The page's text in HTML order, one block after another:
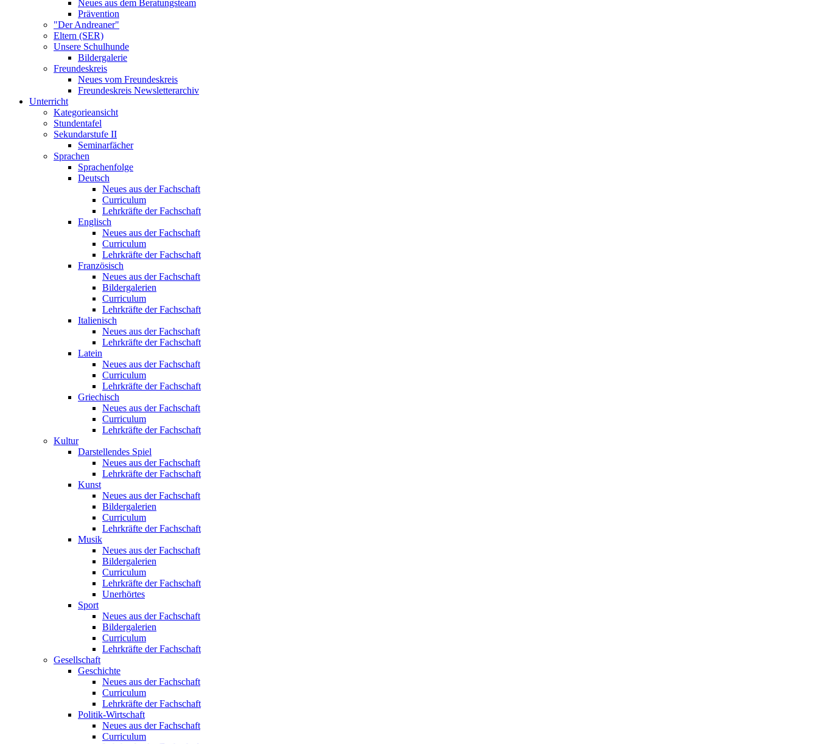
Neues aus dem Beratungsteam
Prävention
"Der Andreaner"
Eltern (SER)
Unsere Schulhunde
Bildergalerie
Freundeskreis
Neues vom Freundeskreis
Freundeskreis Newsletterarchiv
Unterricht
Kategorieansicht
Stundentafel
Sekundarstufe II
Seminarfächer
Sprachen
Sprachenfolge
Deutsch
Neues aus der Fachschaft
Curriculum
Lehrkräfte der Fachschaft
Englisch
Neues aus der Fachschaft
Curriculum
Lehrkräfte der Fachschaft
Französisch
Neues aus der Fachschaft
Bildergalerien
Curriculum
Lehrkräfte der Fachschaft
Italienisch
Neues aus der Fachschaft
Lehrkräfte der Fachschaft
Latein
Neues aus der Fachschaft
Curriculum
Lehrkräfte der Fachschaft
Griechisch
Neues aus der Fachschaft
Curriculum
Lehrkräfte der Fachschaft
Kultur
Darstellendes Spiel
Neues aus der Fachschaft
Lehrkräfte der Fachschaft
Kunst
Neues aus der Fachschaft
Bildergalerien
Curriculum
Lehrkräfte der Fachschaft
Musik
Neues aus der Fachschaft
Bildergalerien
Curriculum
Lehrkräfte der Fachschaft
Unerhörtes
Sport
Neues aus der Fachschaft
Bildergalerien
Curriculum
Lehrkräfte der Fachschaft
Gesellschaft
Geschichte
Neues aus der Fachschaft
Curriculum
Lehrkräfte der Fachschaft
Politik-Wirtschaft
Neues aus der Fachschaft
Curriculum